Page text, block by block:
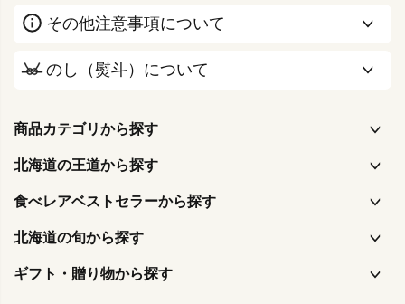
その他注意事項について
のし（熨斗）について
商品カテゴリから探す
北海道の王道から探す
食べレアベストセラーから探す
北海道の旬から探す
ギフト・贈り物から探す